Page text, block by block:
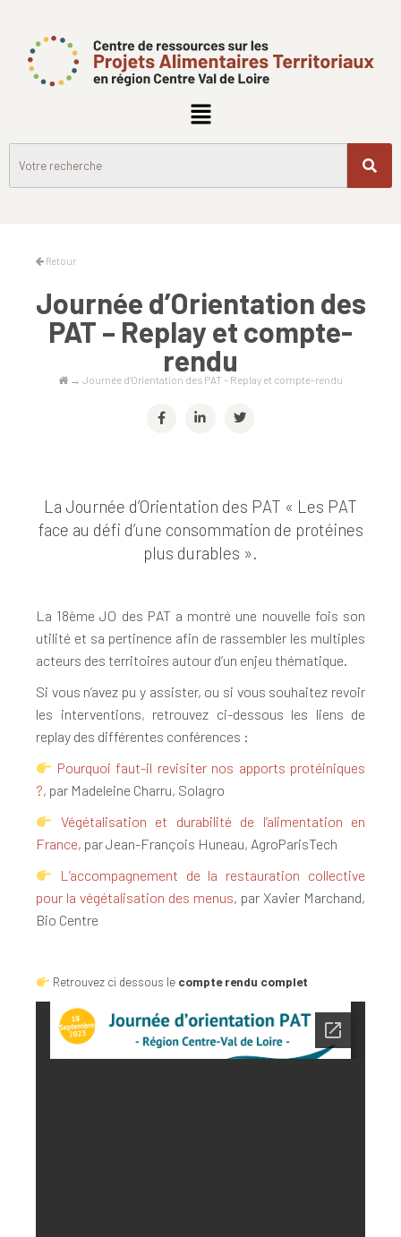
Retour
Journée d’Orientation des
PAT – Replay et compte-
rendu
→ Journée d’Orientation des PAT – Replay et compte-rendu
La Journée d’Orientation des PAT « Les PAT
face au défi d’une consommation de protéines
plus durables ».
La 18ème JO des PAT a montré une nouvelle fois son
utilité et sa pertinence afin de rassembler les multiples
acteurs des territoires autour d’un enjeu thématique.
Si vous n’avez pu y assister, ou si vous souhaitez revoir
les interventions, retrouvez ci-dessous les liens de
replay des différentes conférences :
Pourquoi faut-il revisiter nos apports protéiniques
?, par Madeleine Charru, Solagro
Végétalisation et durabilité de l’alimentation en
France, par Jean-François Huneau, AgroParisTech
L’accompagnement de la restauration collective
pour la végétalisation des menus, par Xavier Marchand,
Bio Centre
Retrouvez ci dessous lecompte rendu complet